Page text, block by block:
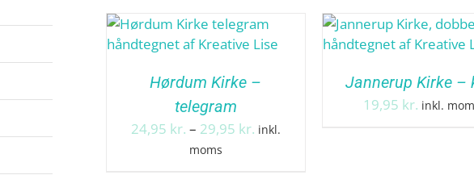
Hørdum Kirke –
telegram
24,95 kr. – 29,95 kr.Prisinterval:
inkl.
moms
Jannerup Kirke –
19,95 kr. inkl.